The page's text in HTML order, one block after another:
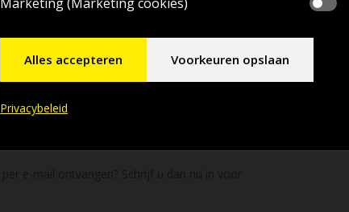
Alles accepteren Voorkeuren opslaan
Privacybeleid